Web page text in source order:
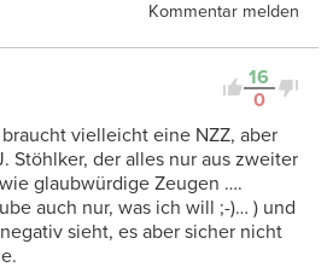
Kommentar melden
16
0
vielleicht eine NZZ, aber
Stöhlker, der alles nur aus zweiter
glaubwürdige Zeugen ….
auch nur, was ich will ;-)… ) und
sieht, es aber sicher nicht